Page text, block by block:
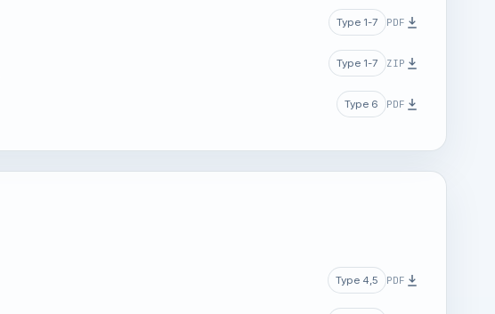
Type 1-7 PDF
Type 1-7 ZIP
Type 6 PDF
Type 4,5 PDF